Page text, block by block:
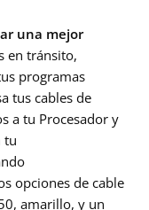
una mejor
en tránsito,
programas
tus cables de
a tu Procesador y
tu
opciones de cable
amarillo, y un